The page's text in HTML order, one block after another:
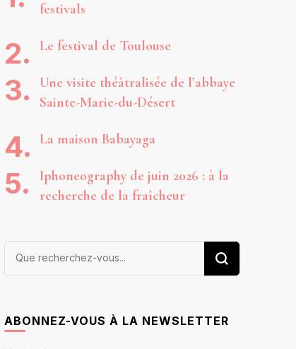
festivals
Le festival de Toulouse
Une visite théâtralisée de l’abbaye
Sainte-Marie-du-Désert
La maison Babayaga
Iphoneography de juin 2026 : à la
recherche de la fraîcheur
Vous
ABONNEZ-VOUS À LA NEWSLETTER